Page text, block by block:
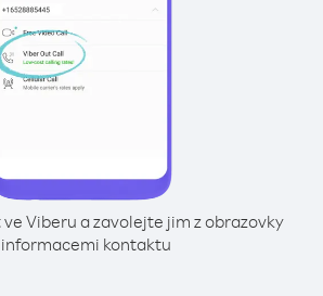
Viberu a zavolejte jim z obrazovky
informacemi kontaktu